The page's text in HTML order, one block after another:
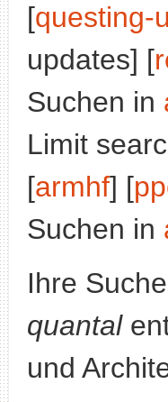
[questing-
updates] [
Suchen in
Limit
[armhf] [
Suchen in
Ihre
quantal
und